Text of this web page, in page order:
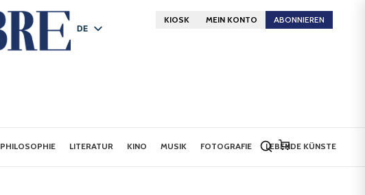
DE
KIOSK MEIN KONTO ABONNIEREN
PHILOSOPHIE LITERATUR KINO MUSIK FOTOGRAFIE LEBENDE KÜNSTE